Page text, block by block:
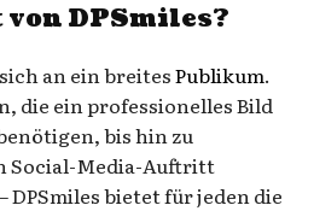
DPSmiles?
an ein breitesPublikum.
die ein professionelles Bild
bis hin zu
Social-Media-Auftritt
bietet für jeden die